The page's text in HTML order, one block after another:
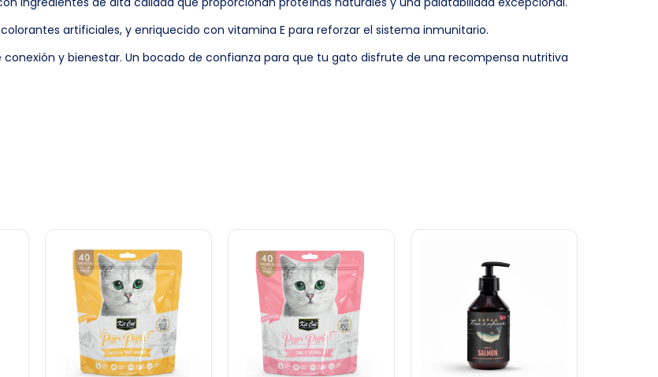
artificiales, y enriquecido con vitamina E para reforzar el sistema inmunitario.
y bienestar. Un bocado de confianza para que tu gato disfrute de una recompensa nutritiva